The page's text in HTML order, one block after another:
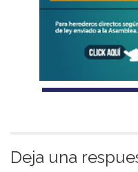
Deja una